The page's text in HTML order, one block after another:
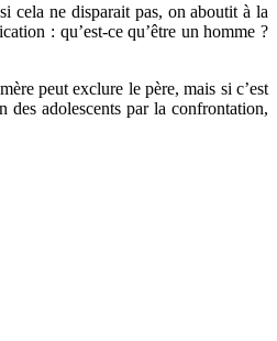
cela ne disparait pas, on aboutit à la
: qu’est-ce qu’être un homme ?
peut exclure le père, mais si c’est
des adolescents par la confrontation,